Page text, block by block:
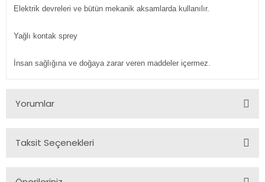
Elektrik devreleri ve bütün mekanik aksamlarda kullanılır.
Yağlı kontak sprey
İnsan sağlığına ve doğaya zarar veren maddeler içermez.
Yorumlar
Taksit Seçenekleri